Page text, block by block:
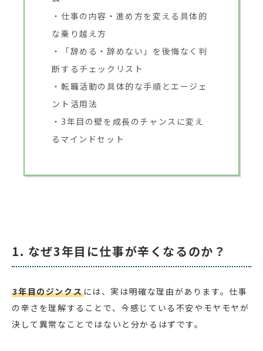
仕事の内容・進め方を変える具体的
な乗り越え方
「辞める・辞めない」を後悔なく判
断するチェックリスト
転職活動の具体的な手順とエージェ
ント活用法
3年目の壁を成長のチャンスに変え
るマインドセット
1. なぜ3年目に仕事が辛くなるのか？
3年目のジンクスには、実は明確な理由があります。仕事
の辛さを理解することで、今感じている不安やモヤモヤが
決して異常なことではないと分かるはずです。